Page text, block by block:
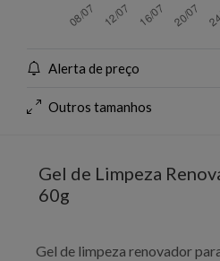
Alerta de preço
Outros tamanhos
Gel de Limpeza
60g
Gel de limpeza renovador